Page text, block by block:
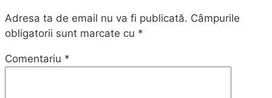
Adresa ta de email nu va fi publicată. Câmpurile
obligatorii sunt marcate cu *
Comentariu *